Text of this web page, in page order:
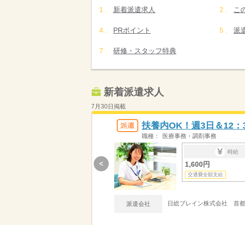
新着派遣求人 こ
PRポイント 派
研修・スタッフ特典
新着派遣求人
7月30日掲載
扶養内OK！週3日＆12
職種： 医療事務・調剤事務
時給
1,600円
交通費全額支給
派遣会社 日総ブレイン株式会社 首
<